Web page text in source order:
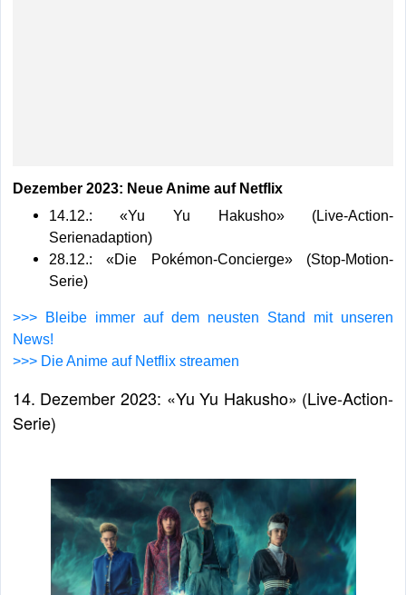
Dezember 2023: Neue Anime auf Netflix
14.12.: «Yu Yu Hakusho» (Live-Action-
Serienadaption)
28.12.: «Die Pokémon-Concierge» (Stop-Motion-
Serie)
>>> Bleibe immer auf dem neusten Stand mit unseren
News!
>>> Die Anime auf Netflix streamen
14. Dezember 2023: «Yu Yu Hakusho» (Live-Action-
Serie)